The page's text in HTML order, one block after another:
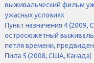
выживальческий фильм
ужасных условиях
Пункт назначения 4
остросюжетный
петля времени,
Пила 5 (2008, США,